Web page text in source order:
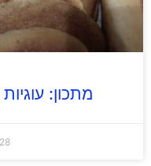
מתכון:
28 באוגוסט 2019